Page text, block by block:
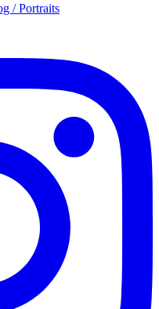
/ Portraits